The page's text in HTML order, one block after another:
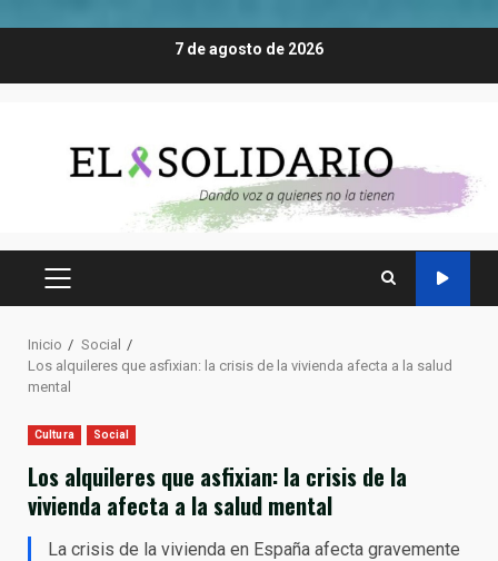
7 de agosto de 2026
MENÚ
Inicio
Social
Los alquileres que asfixian: la crisis de la vivienda afecta a la salud
mental
Cultura Social
Los alquileres que asfixian: la crisis de la
vivienda afecta a la salud mental
La crisis de la vivienda en España afecta gravemente